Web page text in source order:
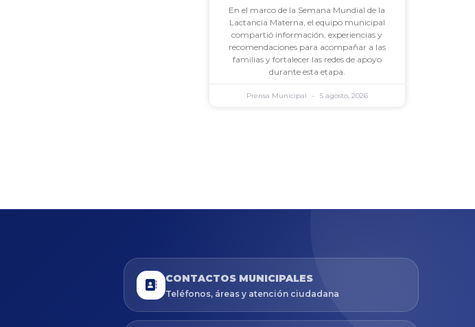
En el marco de la Semana Mundial de la
Lactancia Materna, el equipo municipal
compartió información, experiencias y
recomendaciones para acompañar a las
familias y fortalecer las redes de apoyo
durante esta etapa.
Prensa Municipal 5 agosto, 2026
CONTACTOS MUNICIPALES
Teléfonos, áreas y atención ciudadana